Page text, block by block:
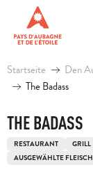
contenu
principal
Startseite Den
The Badass
THE BADASS
RESTAURANT GRILL
AUSGEWÄHLTE